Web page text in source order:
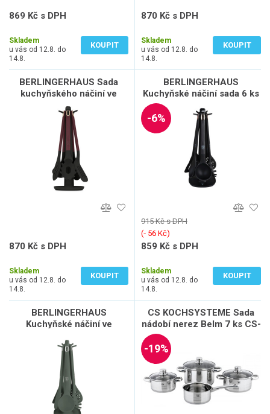
869 Kč s DPH
Skladem
u vás od 12.8. do
14.8.
KOUPIT
870 Kč s DPH
Skladem
u vás od 12.8. do
14.8.
KOUPIT
BERLINGERHAUS Sada
kuchyňského náčiní ve
stojanu 6 ks Leonardo
Collection BH-8620
870 Kč s DPH
Skladem
u vás od 12.8. do
14.8.
KOUPIT
BERLINGERHAUS
Kuchyňské náčiní sada 6 ks
se stojanem Black Rose
Collection BH-8617
-6%
915 Kč s DPH
(‐ 56 Kč)
859 Kč s DPH
Skladem
u vás od 12.8. do
14.8.
KOUPIT
BERLINGERHAUS
Kuchyňské náčiní ve
Green Collection LP-BH-
265
CS KOCHSYSTEME Sada
nádobí nerez Belm 7 ks CS-
-19%